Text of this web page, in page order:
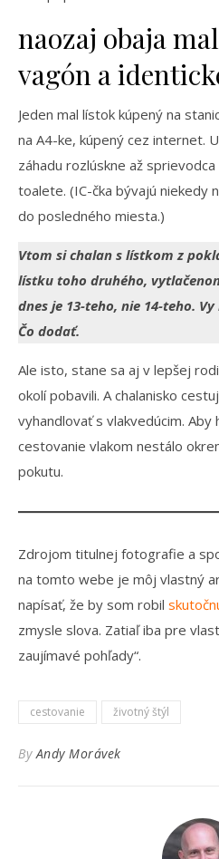
naozaj obaja
vagón a
Jeden mal lístok kúpený na
na A4-ke, kúpený cez internet.
záhadu rozlúskne až
toalete. (IC-čka bývajú niekedy
do posledného miesta.)
Vtom si chalan s lístkom z
lístku toho druhého,
dnes je 13-teho, nie 14-teho.
Čo dodať.
Ale isto, stane sa aj v lepšej
okolí pobavili. A chalanisko
vyhandlovať s vlakvedúcim. Aby
cestovanie vlakom nestálo
pokutu.
Zdrojom titulnej fotografie a
na tomto webe je môj vlastný
napísať, že by som robil
zmysle slova. Zatiaľ iba pre
zaujímavé pohľady“.
cestovanie životný štýl
ByAndy Morávek